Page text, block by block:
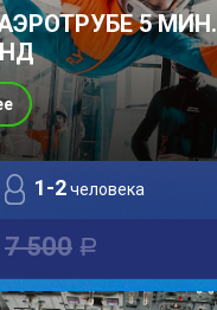
5 МИН.
1-2человека
7 500 a